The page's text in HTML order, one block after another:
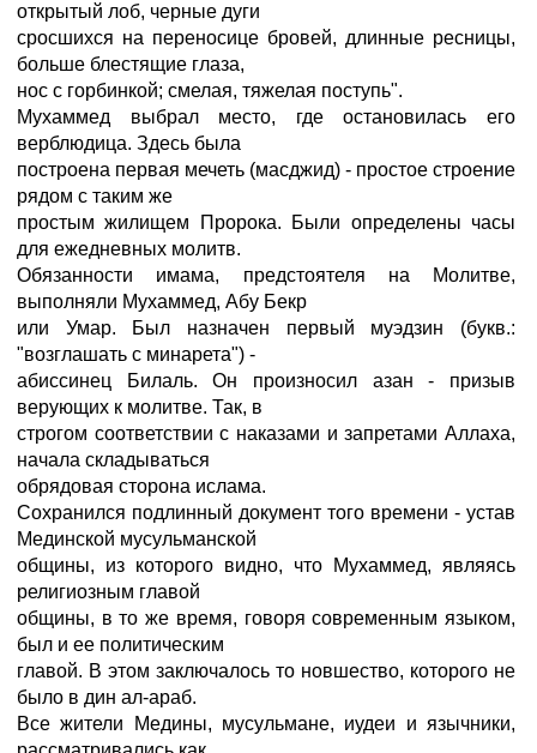
открытый лоб, черные дуги
сросшихся на переносице бровей, длинные ресницы,
больше блестящие глаза,
нос с горбинкой; смелая, тяжелая поступь".
Мухаммед выбрал место, где остановилась его
верблюдица. Здесь была
построена первая мечеть (масджид) - простое строение
рядом с таким же
простым жилищем Пророка. Были определены часы
для ежедневных молитв.
Обязанности имама, предстоятеля на Молитве,
выполняли Мухаммед, Абу Бекр
или Умар. Был назначен первый муэдзин (букв.:
"возглашать с минарета") -
абиссинец Билаль. Он произносил азан - призыв
верующих к молитве. Так, в
строгом соответствии с наказами и запретами Аллаха,
начала складываться
обрядовая сторона ислама.
Сохранился подлинный документ того времени - устав
Мединской мусульманской
общины, из которого видно, что Мухаммед, являясь
религиозным главой
общины, в то же время, говоря современным языком,
был и ее политическим
главой. В этом заключалось то новшество, которого не
было в дин ал-араб.
Все жители Медины, мусульмане, иудеи и язычники,